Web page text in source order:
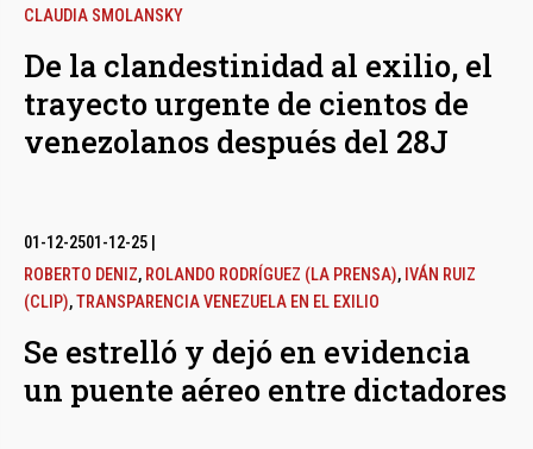
CLAUDIA SMOLANSKY
De la clandestinidad al exilio, el
trayecto urgente de cientos de
venezolanos después del 28J
01-12-2501-12-25
ROBERTO DENIZ, ROLANDO RODRÍGUEZ (LA PRENSA), IVÁN RUIZ
(CLIP),TRANSPARENCIA VENEZUELA EN EL EXILIO
Se estrelló y dejó en evidencia
un puente aéreo entre dictadores